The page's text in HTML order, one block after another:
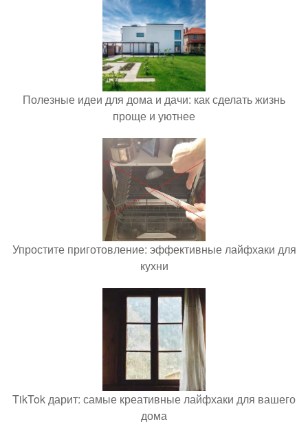
Полезные идеи для дома и дачи: как сделать жизнь
проще и уютнее
Упростите приготовление: эффективные лайфхаки для
кухни
TikTok дарит: самые креативные лайфхаки для вашего
дома